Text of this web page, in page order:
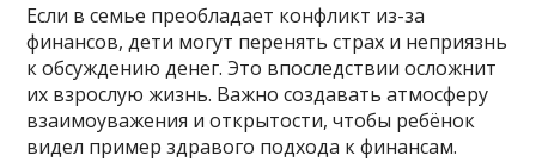
Если в семье преобладает конфликт из-за
финансов, дети могут перенять страх и неприязнь
к обсуждению денег. Это впоследствии осложнит
их взрослую жизнь. Важно создавать атмосферу
взаимоуважения и открытости, чтобы ребёнок
видел пример здравого подхода к финансам.